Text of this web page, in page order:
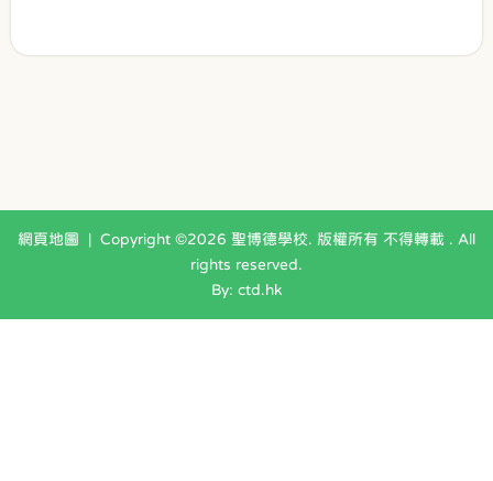
網頁地圖 | Copyright ©2026 聖博德學校. 版權所有 不得轉載 . All
rights reserved.
By: ctd.hk